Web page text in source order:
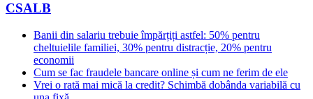
CSALB
Banii din salariu trebuie împărțiți astfel: 50% pentru
cheltuielile familiei, 30% pentru distracție, 20% pentru
economii
Cum se fac fraudele bancare online și cum ne ferim de ele
Vrei o rată mai mică la credit? Schimbă dobânda variabilă cu